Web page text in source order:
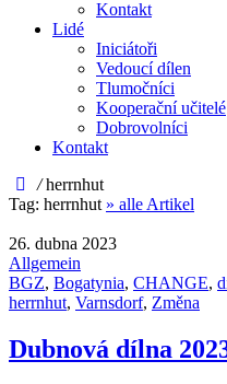
Kontakt
Lidé
Iniciátoři
Vedoucí dílen
Tlumočníci
Kooperační učitelé
Dobrovolníci
Kontakt
/ herrnhut
Tag: herrnhut » alle Artikel
26. dubna 2023
Allgemein
BGZ, Bogatynia, CHANGE,
herrnhut, Varnsdorf, Změna
Dubnová dílna